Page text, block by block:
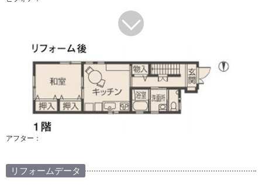
アフター：
リフォームデータ